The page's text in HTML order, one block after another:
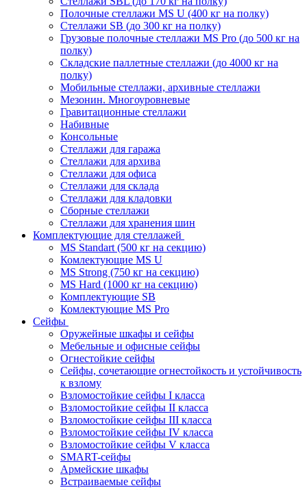
Полочные стеллажи MS U (400 кг на полку)
Стеллажи SB (до 300 кг на полку)
Грузовые полочные стеллажи MS Pro (до 500 кг на
полку)
Складские паллетные стеллажи (до 4000 кг на
полку)
Мобильные стеллажи, архивные стеллажи
Мезонин. Многоуровневые
Гравитационные стеллажи
Набивные
Консольные
Стеллажи для гаража
Стеллажи для архива
Стеллажи для офиса
Стеллажи для склада
Стеллажи для кладовки
Сборные стеллажи
Стеллажи для хранения шин
Комплектующие для стеллажей
MS Standart (500 кг на секцию)
Комлектующие MS U
MS Strong (750 кг на секцию)
MS Hard (1000 кг на секцию)
Комплектующие SB
Комлектующие MS Pro
Сейфы
Оружейные шкафы и сейфы
Мебельные и офисные сейфы
Огнестойкие сейфы
Сейфы, сочетающие огнестойкость и устойчивость
к взлому
Взломостойкие сейфы I класса
Взломостойкие сейфы II класса
Взломостойкие сейфы III класса
Взломостойкие сейфы IV класса
Взломостойкие сейфы V класса
SMART-сейфы
Армейские шкафы
Встраиваемые сейфы